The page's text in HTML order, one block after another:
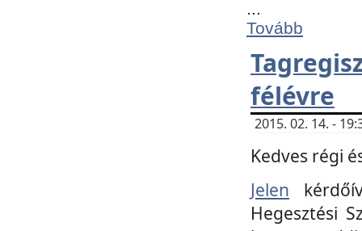
...
Tovább
félévre
2015. 02. 14. -
Kedves régi
Jelen
Hegesztési